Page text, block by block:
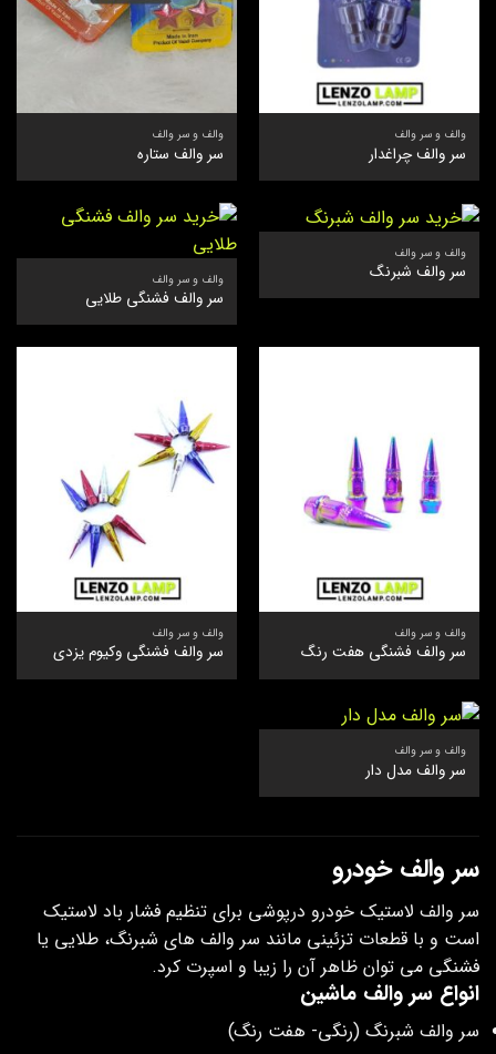
والف و سر والف
سر والف چراغدار
والف و سر والف
سر والف ستاره
والف و سر والف
سر والف شبرنگ والف و سر والف
سر والف فشنگی طلایی
والف و سر والف
سر والف فشنگی هفت رنگ
والف و سر والف
سر والف فشنگی وکیوم یزدی
والف و سر والف
سر والف مدل دار
سر والف خودرو
سر والف لاستیک خودرو درپوشی برای تنظیم فشار باد لاستیک
است و با قطعات تزئینی مانند سر والف های شبرنگ، طلایی یا
فشنگی می توان ظاهر آن را زیبا و اسپرت کرد.
انواع سر والف ماشین
سر والف شبرنگ (رنگی- هفت رنگ)